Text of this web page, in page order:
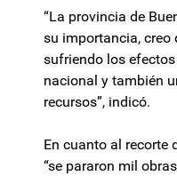
“La provincia de
su importancia, creo
sufriendo los
nacional y también
recursos”, indicó.
En cuanto al recorte
“se pararon mil